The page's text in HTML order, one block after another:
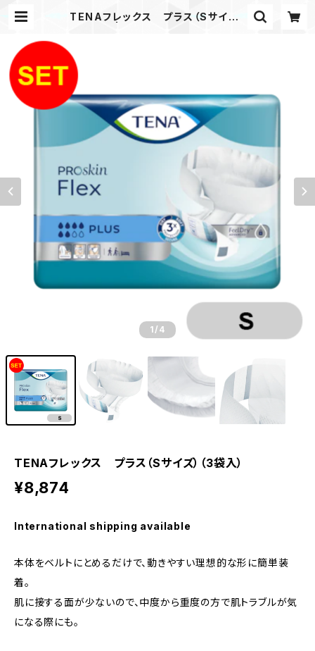
TENAフレックス プラス（Sサイズ）
1 /4
TENAフレックス プラス（Sサイズ）（3袋入）
¥8,874
International shipping available
本体をベルトにとめるだけで、動きやすい理想的な形に簡単装
着。
肌に接する面が少ないので、中度から重度の方で肌トラブルが気
になる際にも。